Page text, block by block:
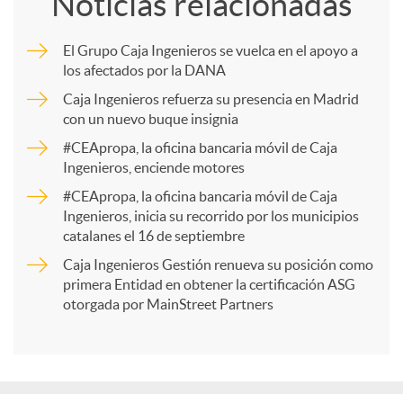
m
p
a
r
t
El Grupo Caja Ingenieros se vuelca en el apoyo a
los afectados por la DANA
Caja Ingenieros refuerza su presencia en Madrid
con un nuevo buque insignia
#CEApropa, la oficina bancaria móvil de Caja
Ingenieros, enciende motores
#CEApropa, la oficina bancaria móvil de Caja
Ingenieros, inicia su recorrido por los municipios
catalanes el 16 de septiembre
Caja Ingenieros Gestión renueva su posición como
primera Entidad en obtener la certificación ASG
otorgada por MainStreet Partners